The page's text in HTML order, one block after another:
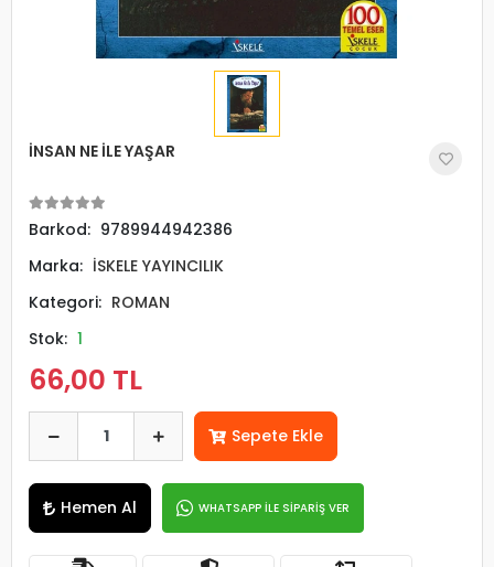
İNSAN NE İLE YAŞAR
Barkod: 9789944942386
Marka: İSKELE YAYINCILIK
Kategori: ROMAN
Stok: 1
66,00 TL
Sepete Ekle
Hemen Al WHATSAPP İLE SİPARİŞ VER